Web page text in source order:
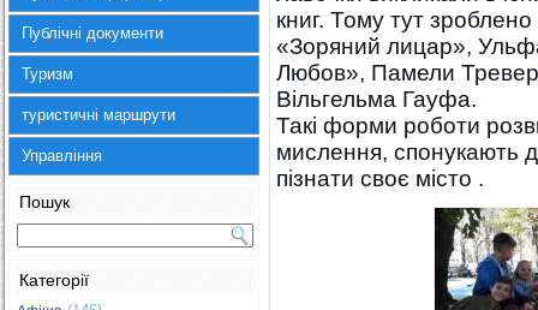
Публічні документи
Туризм
туристичні маршрути
Управління
Пошук
Категорії
книг. Тому тут
«Зоряний лицар»,
Любов», Памели
Вільгельма Гауфа.
Такі форми роботи
мислення, спонукають
пізнати своє місто .